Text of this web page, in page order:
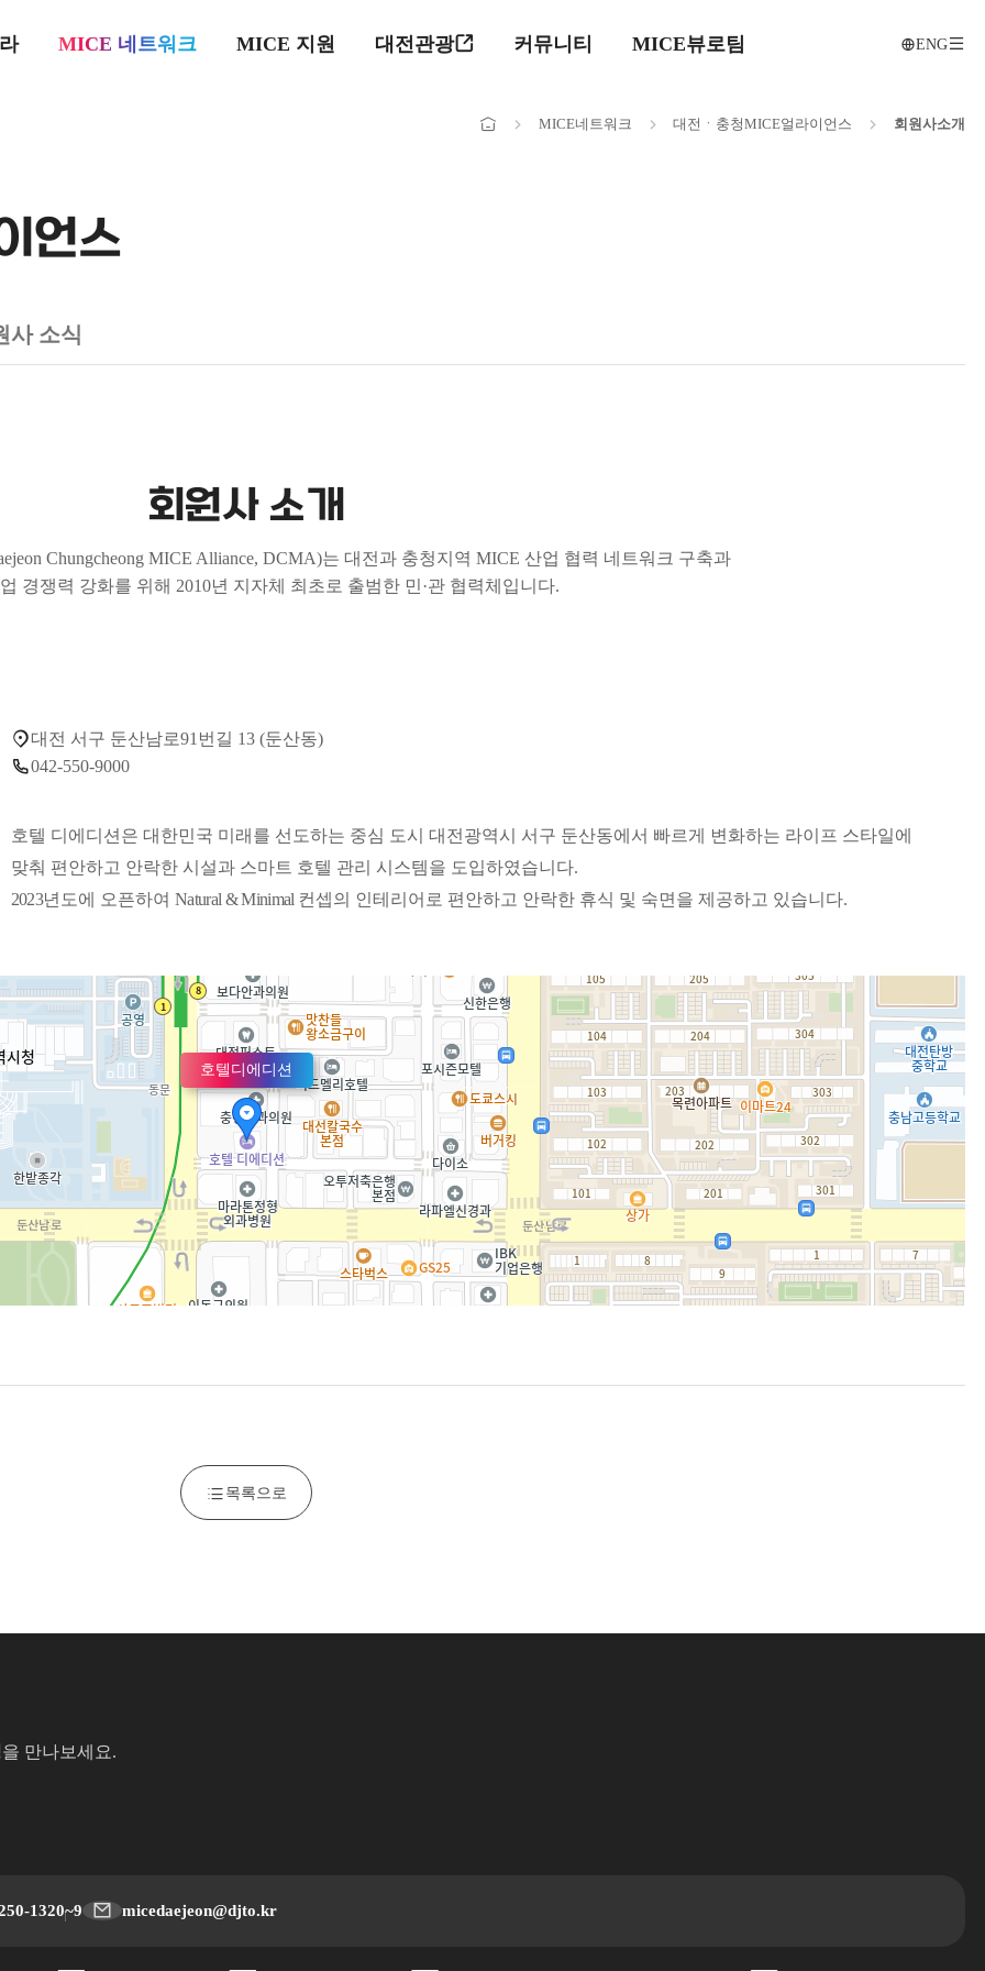
MICE 네트워크 MICE 지원 대전관광 커뮤니티 MICE뷰로팀 ENG
메인으로
MICE네트워크 대전ㆍ충청MICE얼라이언스 회원사소개
언스
사 소식
회원사 소개
Chungcheong MICE Alliance, DCMA)는 대전과 충청지역 MICE 산업 협력 네트워크 구축과
경쟁력 강화를 위해 2010년 지자체 최초로 출범한 민·관 협력체입니다.
대전 서구 둔산남로91번길 13 (둔산동)
042-550-9000
호텔 디에디션은 대한민국 미래를 선도하는 중심 도시 대전광역시 서구 둔산동에서 빠르게 변화하는 라이프 스타일에
맞춰 편안하고 안락한 시설과 스마트 호텔 관리 시스템을 도입하였습니다.
2023년도에 오픈하여Natural& Minimal 컨셉의 인테리어로 편안하고 안락한 휴식 및 숙면을 제공하고 있습니다.
호텔디에디션
목록으로
을 만나보세요.
1320~9 micedaejeon@djto.kr